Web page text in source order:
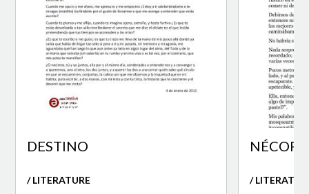
DESTINO
/ LITERATURE
/